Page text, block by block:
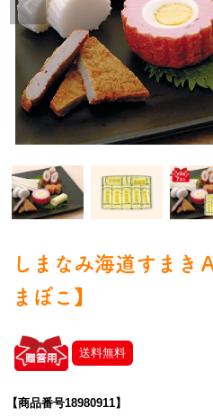
しまなみ海道すまき
まぼこ】
送料無料
【商品番号18980911】